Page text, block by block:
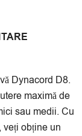
fi afișat la
Dynacord D8.
maximă de
sau medii. Cu
veți obține un